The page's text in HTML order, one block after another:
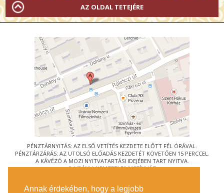
Annak érdekében, hogy a legjobb
AZ OLDAL TETEJÉRE
PÉNZTÁRNYITÁS: AZ ELSŐ VETÍTÉS KEZDETE ELŐTT FÉL ÓRÁVAL.
PÉNZTÁRZÁRÁS: AZ UTOLSÓ ELŐADÁS KEZDETÉT KÖVETŐEN 15 PERCCEL.
A KÁVÉZÓ A MOZI NYITVATARTÁSI IDEJÉBEN TART NYITVA.
© URÁNIA NEMZETI FILMSZÍNHÁZ